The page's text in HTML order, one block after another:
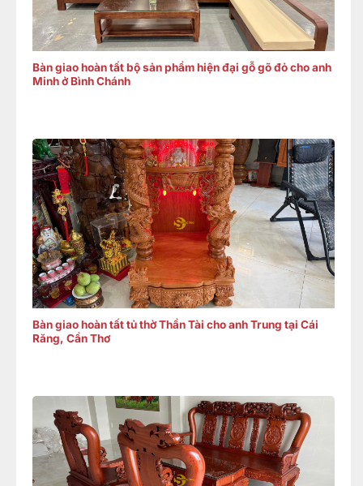
Bàn giao hoàn tất bộ sản phẩm hiện đại gỗ gõ đỏ cho anh
Minh ở Bình Chánh
Bàn giao hoàn tất tủ thờ Thần Tài cho anh Trung tại Cái
Răng, Cần Thơ